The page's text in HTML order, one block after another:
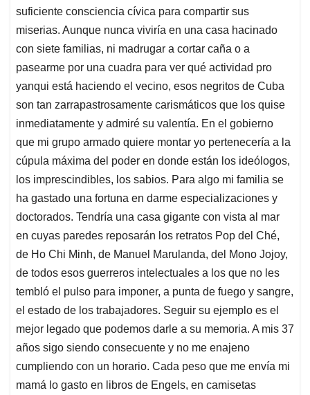
suficiente consciencia cívica para compartir sus
miserias. Aunque nunca viviría en una casa hacinado
con siete familias, ni madrugar a cortar caña o a
pasearme por una cuadra para ver qué actividad pro
yanqui está haciendo el vecino, esos negritos de Cuba
son tan zarrapastrosamente carismáticos que los quise
inmediatamente y admiré su valentía. En el gobierno
que mi grupo armado quiere montar yo pertenecería a la
cúpula máxima del poder en donde están los ideólogos,
los imprescindibles, los sabios. Para algo mi familia se
ha gastado una fortuna en darme especializaciones y
doctorados. Tendría una casa gigante con vista al mar
en cuyas paredes reposarán los retratos Pop del Ché,
de Ho Chi Minh, de Manuel Marulanda, del Mono Jojoy,
de todos esos guerreros intelectuales a los que no les
tembló el pulso para imponer, a punta de fuego y sangre,
el estado de los trabajadores. Seguir su ejemplo es el
mejor legado que podemos darle a su memoria. A mis 37
años sigo siendo consecuente y no me enajeno
cumpliendo con un horario. Cada peso que me envía mi
mamá lo gasto en libros de Engels, en camisetas